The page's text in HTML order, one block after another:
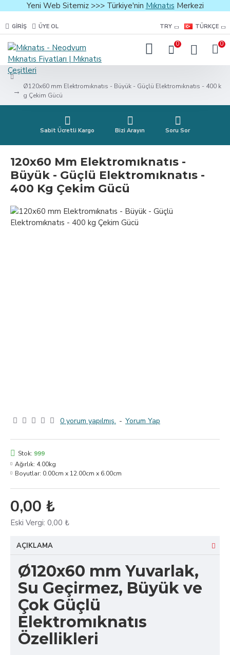
Yeni Web Sitemiz >>> Türkiye'nin Mıknatıs Merkezi
GIRIŞ ÜYE OL TRY TÜRKÇE
0 0
Ø120x60 mm Elektromıknatıs - Büyük - Güçlü Elektromıknatıs - 400 k
g Çekim Gücü
Sabit Ücretli Kargo Bizi Arayın Soru Sor
120x60 Mm Elektromıknatıs -
Büyük - Güçlü Elektromıknatıs -
400 Kg Çekim Gücü
0 yorum yapılmış. - Yorum Yap
0,00 ₺
Eski Vergi: 0,00 ₺
Stok: 999
Ağırlık: 4.00kg
Boyutlar: 0.00cm x 12.00cm x 6.00cm
AÇIKLAMA
Ø120x60 mm Yuvarlak,
Su Geçirmez, Büyük ve
Çok Güçlü
Elektromıknatıs
Özellikleri